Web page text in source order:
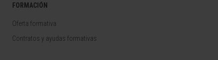
FORMACIÓN
Oferta formativa
Contratos y ayudas formativas